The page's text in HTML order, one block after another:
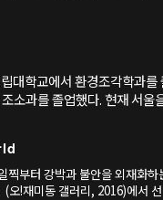
대학교에서 환경조각학과
소과를 졸업했다. 현재 서울
찍부터 강박과 불안을 외재화
오!재미동 갤러리, 2016)에서